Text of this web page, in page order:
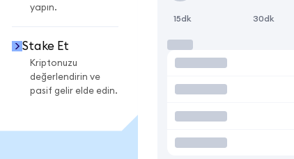
yapın.
Stake Et
Kriptonuzu
değerlendirin ve
pasif gelir elde edin.
15dk 30dk